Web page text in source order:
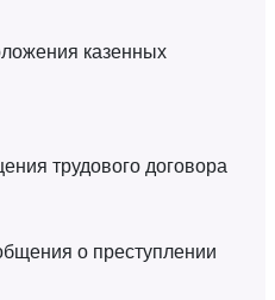
казенных
трудового договора
о преступлении